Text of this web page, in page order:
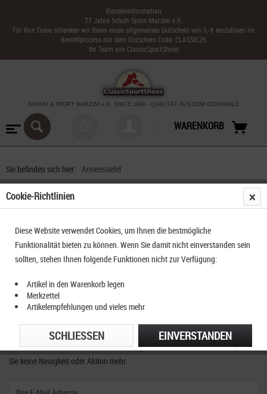
Kundeninformation
77 Jahre Schuh-Sport-Marzini e.K.
Für Ihre Treue schenken wir Ihnen einen allgemeinen Gutschein von 5,-€ einzulösen im
Bestellprozess mit dem Gutschein Code: CLASSIC26
Ihr Team von ClassicSportShoes
SCHUH & SPORT MARZINI e.K. SINCE 1949 - QUALITÄT AUS DEM ODENWALD
WARENKORB
Sie befinden sich hier: Armeestiefel
Unser Newsletter
Abonnieren Sie den kostenlosen ClassicSportShoes Newsletter und verpassen
Sie keine Neuigkeit oder Aktion mehr.
Cookie-Richtlinien
Diese Website verwendet Cookies, um Ihnen die bestmögliche
Funktionalität bieten zu können. Wenn Sie damit nicht einverstanden sein
sollten, stehen Ihnen folgende Funktionen nicht zur Verfügung:
Artikel in den Warenkorb legen
Merkzettel
Artikelempfehlungen und vieles mehr
EINVERSTANDEN
SCHLIESSEN